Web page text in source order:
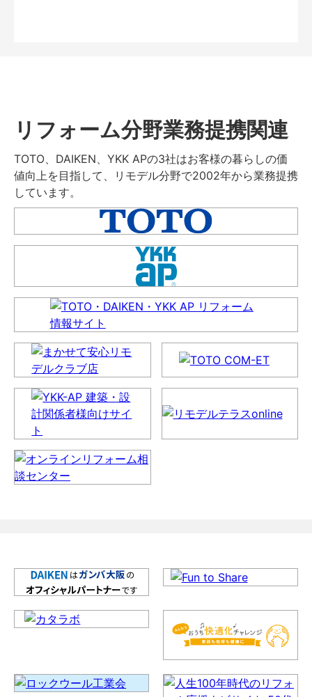
リフォーム分野業務提携関連
TOTO、DAIKEN、YKK APの3社はお客様の暮らしの価
値向上を目指して、リモデル分野で2002年から業務提携
しています。